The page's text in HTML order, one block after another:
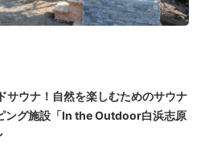
サウナ！自然を楽しむためのサウナ
ング施設「In the Outdoor白浜志原